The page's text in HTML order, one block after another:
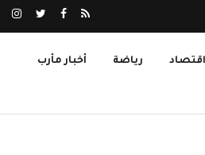
اقتصاد رياضة أخبار مأرب